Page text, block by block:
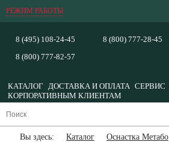
РЕЖИМ РАБОТЫ
8 (495) 108-24-45
8 (800) 777-82-57
8 (800) 777-28-45
КАТАЛОГ ДОСТАВКА И ОПЛАТА СЕРВИС
КОРПОРАТИВНЫМ КЛИЕНТАМ
Вы здесь: Каталог
Оснастка Метабо